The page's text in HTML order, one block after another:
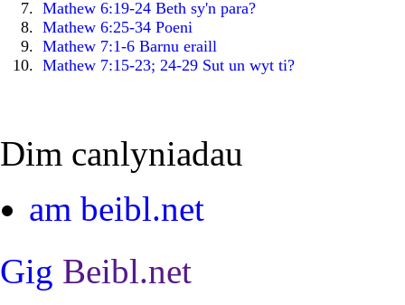
Mathew 6:19-24 Beth sy'n para?
Mathew 6:25-34 Poeni
Mathew 7:1-6 Barnu eraill
Mathew 7:15-23; 24-29 Sut un wyt ti?
Dim canlyniadau
am beibl.net
Gig Beibl.net